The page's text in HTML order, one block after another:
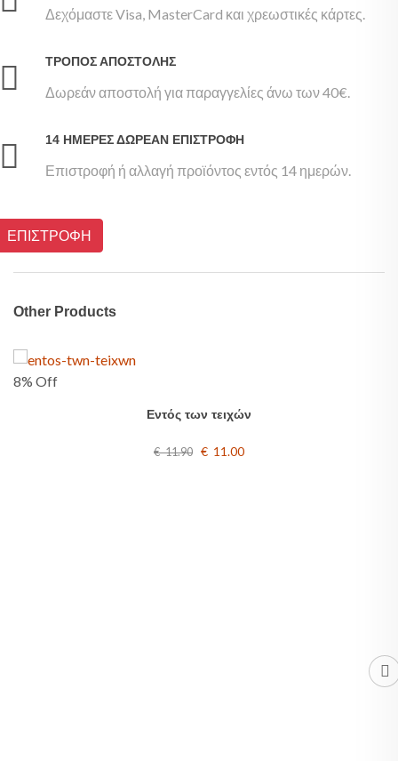
Δεχόμαστε Visa, MasterCard και χρεωστικές κάρτες.
ΤΡΌΠΟΣ ΑΠΟΣΤΟΛΉΣ
Δωρεάν αποστολή για παραγγελίες άνω των 40€.
14 ΗΜΈΡΕΣ ΔΩΡΕΆΝ ΕΠΙΣΤΡΟΦΉ
Επιστροφή ή αλλαγή προϊόντος εντός 14 ημερών.
ΕΠΙΣΤΡΟΦΗ
Other Products
8% Off
Εντός των τειχών
€ 11.90 € 11.00